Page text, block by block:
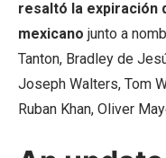
resaltó la expiración
mexicano junto a
Tanton, Bradley de
Joseph Walters, Tom
Ruban Khan, Oliver